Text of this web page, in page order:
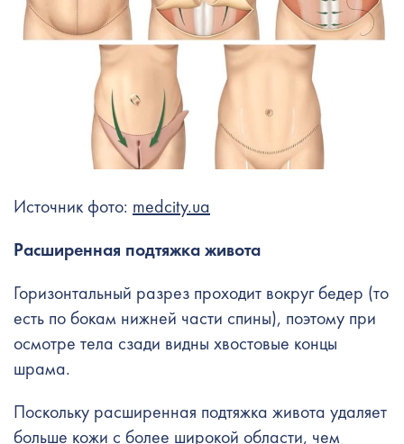
Источник фото: medcity.ua
Расширенная подтяжка живота
Горизонтальный разрез проходит вокруг бедер (то
есть по бокам нижней части спины), поэтому при
осмотре тела сзади видны хвостовые концы
шрама.
Поскольку расширенная подтяжка живота удаляет
больше кожи с более широкой области, чем